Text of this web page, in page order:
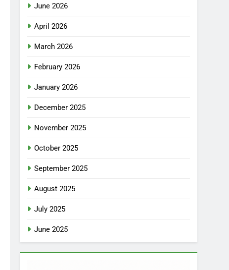
June 2026
April 2026
March 2026
February 2026
January 2026
December 2025
November 2025
October 2025
September 2025
August 2025
July 2025
June 2025